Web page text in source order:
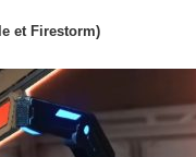
et Firestorm)